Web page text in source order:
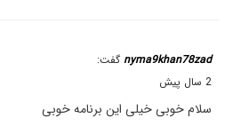
nyma9khan78zad گفت:
2 سال پیش
سلام خوبی خیلی این برنامه خوبی